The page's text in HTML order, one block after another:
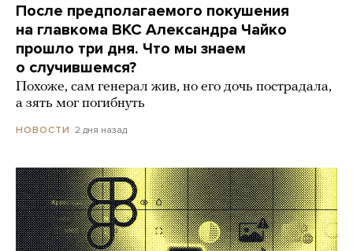
После предполагаемого покушения
на главкома ВКС Александра Чайко
прошло три дня. Что мы знаем
о случившемся?
Похоже, сам генерал жив, но его дочь пострадала,
а зять мог погибнуть
НОВОСТИ 2 дня назад